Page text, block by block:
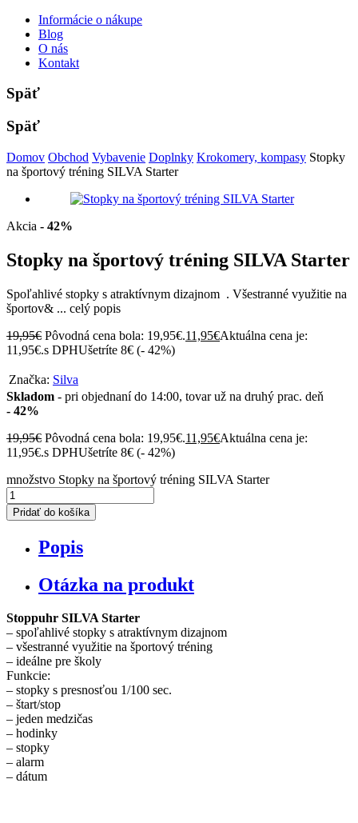
Informácie o nákupe
Blog
O nás
Kontakt
Späť
Späť
Domov Obchod Vybavenie Doplnky Krokomery, kompasy Stopky
na športový tréning SILVA Starter
Akcia - 42%
Stopky na športový tréning SILVA Starter
Spoľahlivé stopky s atraktívnym dizajnom . Všestranné využitie na
športov& ... celý popis
19,95€ Pôvodná cena bola: 19,95€.11,95€Aktuálna cena je:
11,95€.s DPHUšetríte 8€ (- 42%)
Značka: Silva
Skladom - pri objednaní do 14:00, tovar už na druhý prac. deň
- 42%
19,95€ Pôvodná cena bola: 19,95€.11,95€Aktuálna cena je:
11,95€.s DPHUšetríte 8€ (- 42%)
množstvo Stopky na športový tréning SILVA Starter
Pridať do košíka
Popis
Otázka na produkt
Stoppuhr SILVA Starter
– spoľahlivé stopky s atraktívnym dizajnom
– všestranné využitie na športový tréning
– ideálne pre školy
Funkcie:
– stopky s presnosťou 1/100 sec.
– štart/stop
– jeden medzičas
– hodinky
– stopky
– alarm
– dátum